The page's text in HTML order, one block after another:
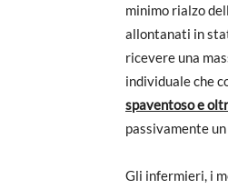
minimo rialzo
allontanati in
ricevere una
individuale che
spaventoso e
passivamente
Gli infermieri, i